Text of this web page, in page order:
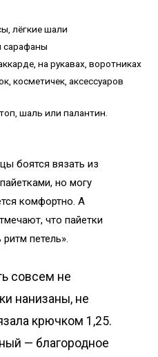
лёгкие шали
сарафаны
на рукавах, воротниках
косметичек, аксессуаров
шаль или палантин.
боятся вязать из
но могу
комфортно. А
что пайетки
петель».
совсем не
нанизаны, не
крючком 1,25.
— благородное